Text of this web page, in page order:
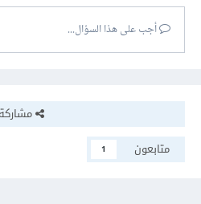
أجب على هذا السؤال...
مشاركة
متابعون
1